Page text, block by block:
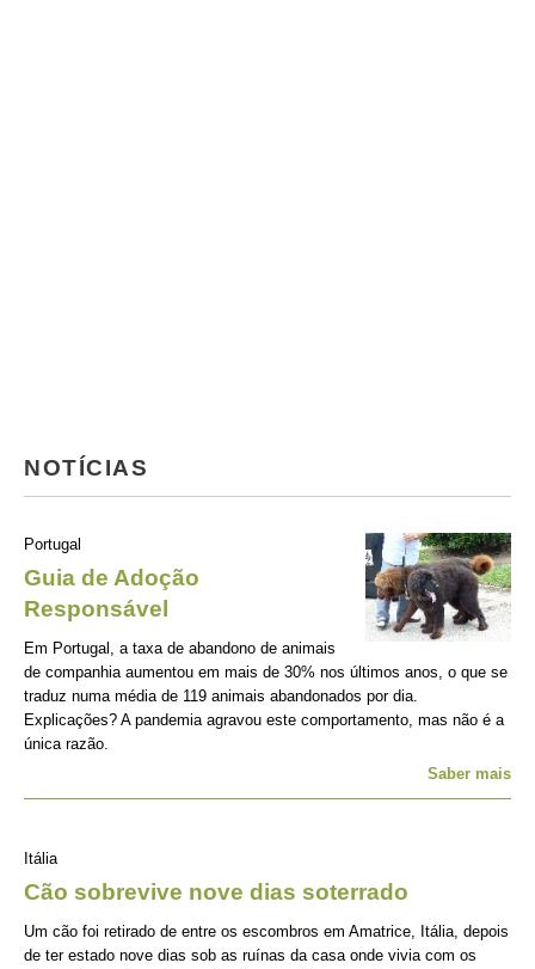
NOTÍCIAS
Portugal
Guia de Adoção
Responsável
Em Portugal, a taxa de abandono de animais
de companhia aumentou em mais de 30% nos últimos anos, o que se
traduz numa média de 119 animais abandonados por dia.
Explicações? A pandemia agravou este comportamento, mas não é a
única razão.
Saber mais
Itália
Cão sobrevive nove dias soterrado
Um cão foi retirado de entre os escombros em Amatrice, Itália, depois
de ter estado nove dias sob as ruínas da casa onde vivia com os